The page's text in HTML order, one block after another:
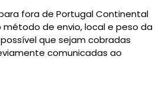
fora de Portugal Continental
de envio, local e peso da
que sejam cobradas
comunicadas ao